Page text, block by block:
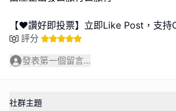
【❤️讚好即投票】立即Like Post，支持
評分
發表第一個留言...
社群主題